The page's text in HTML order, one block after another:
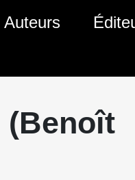
Auteurs
(Benoît